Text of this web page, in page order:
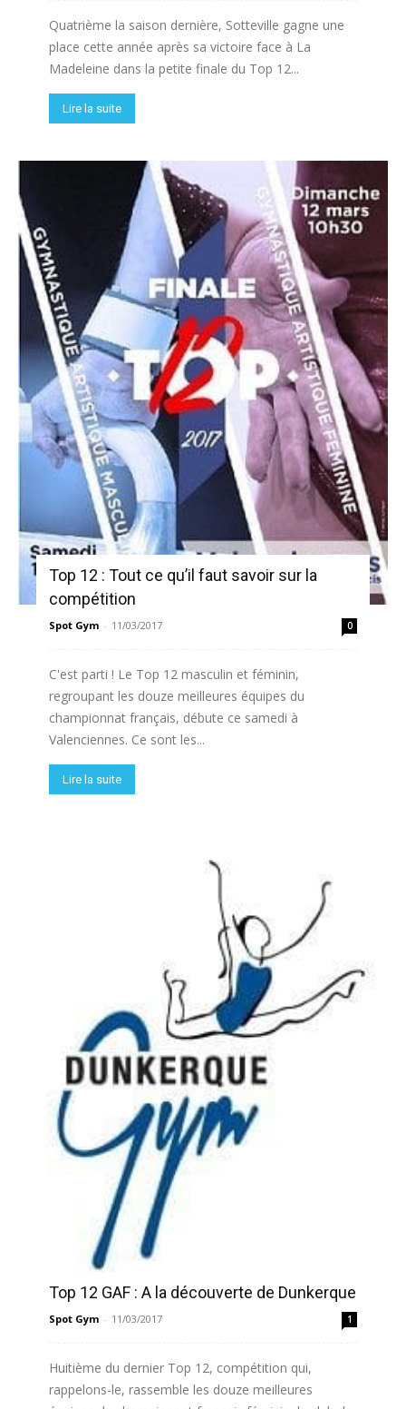
Quatrième la saison dernière, Sotteville gagne une
place cette année après sa victoire face à La
Madeleine dans la petite finale du Top 12...
Lire la suite
Top 12 : Tout ce qu’il faut savoir sur la
compétition
Spot Gym - 11/03/2017 0
C'est parti ! Le Top 12 masculin et féminin,
regroupant les douze meilleures équipes du
championnat français, débute ce samedi à
Valenciennes. Ce sont les...
Lire la suite
Top 12 GAF : A la découverte de Dunkerque
Spot Gym - 11/03/2017 1
Huitième du dernier Top 12, compétition qui,
rappelons-le, rassemble les douze meilleures